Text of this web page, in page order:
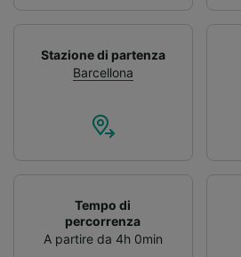
Stazione di partenza
Barcellona
Tempo di
percorrenza
A partire da 4h 0min